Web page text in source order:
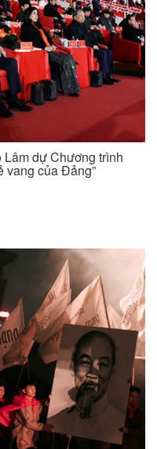
dự Chương trình
vang của Đảng”